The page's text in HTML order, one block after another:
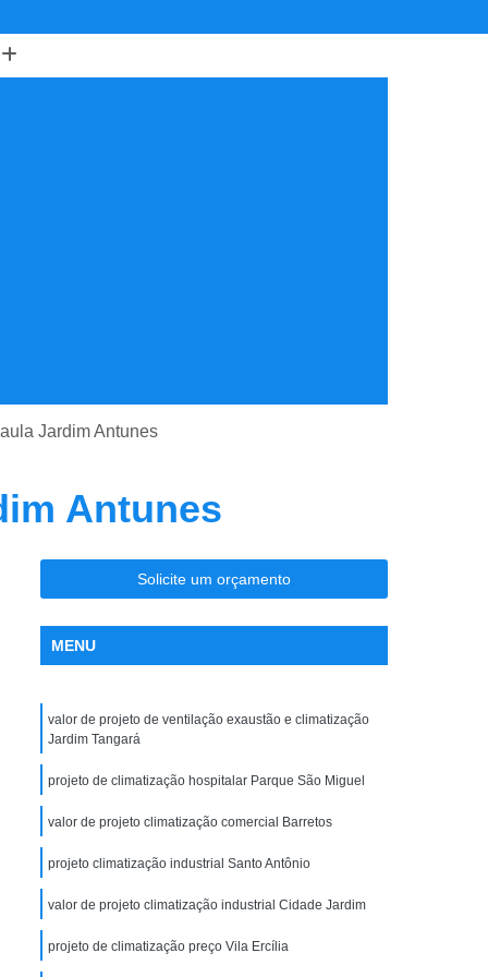
Ar Condicionado
Ar Condicionado
Limpeza de Dutos
de Ar Condicionado
São José do Rio Preto
Maceno
Industriais
Robotizada de Dutos de Ar Condicionado
Plano de Manutenção Operação e Controle
e Controle para Ar Condicionado
Ar Condicionado São José do Rio Preto
Pmoc de Ar Condicionado
de Manutenção Operação e Controle
Jardim Antunes
Antunes
Solicite um orçamento
MENU
valor de projeto de ventilação exaustão e climatização
Jardim Tangará
projeto de climatização hospitalar Parque São Miguel
valor de projeto climatização comercial Barretos
projeto climatização industrial Santo Antônio
valor de projeto climatização industrial Cidade Jardim
projeto de climatização preço Vila Ercília